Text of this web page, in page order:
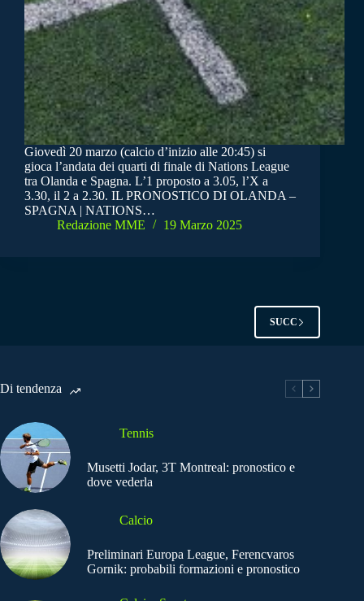
Giovedì 20 marzo (calcio d’inizio alle 20:45) si
gioca l’andata dei quarti di finale di Nations League
tra Olanda e Spagna. L’1 proposto a 3.05, l’X a
3.30, il 2 a 2.30. IL PRONOSTICO DI OLANDA –
SPAGNA | NATIONS…
Redazione MME
19 Marzo 2025
SUCC
Di tendenza
Tennis
Musetti Jodar, 3T Montreal: pronostico e
dove vederla
Calcio
Preliminari Europa League, Ferencvaros
Gornik: probabili formazioni e pronostico